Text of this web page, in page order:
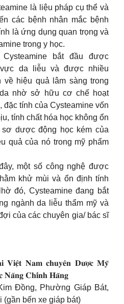
là liệu pháp cụ thể và
các bệnh nhân mắc bệnh
là ứng dụng quan trọng và
trong y học.
bắt đầu được
da liễu và được nhiều
hiệu quả lâm sàng trong
nhờ sở hữu cơ chế hoạt
đặc tính của Cysteamine vốn
tính chất hóa học không ổn
dược động học kém của
quả của nó trong mỹ phẩm
một số công nghệ được
khử mùi và ổn định tính
đó, Cysteamine đang bắt
ngành da liễu thẩm mỹ và
của các chuyên gia/ bác sĩ
𝐕𝐢𝐞̣̂𝐭 𝐍𝐚𝐦 𝐜𝐡𝐮𝐲𝐞̂𝐧 𝐃𝐮̛𝐨̛̣𝐜 𝐌𝐲̃
𝐍𝐚̆𝐧𝐠 𝐂𝐡𝐢́𝐧𝐡 𝐇𝐚̃𝐧𝐠
Đồng, Phường Giáp Bát,
(gần bến xe giáp bát)